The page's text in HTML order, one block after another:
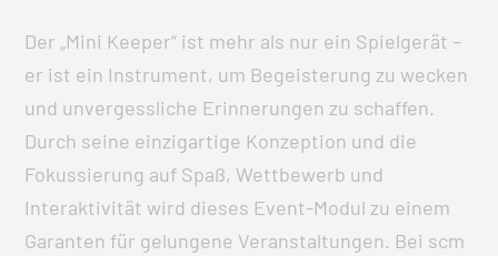
Der „Mini Keeper“ ist mehr als nur ein Spielgerät –
er ist ein Instrument, um Begeisterung zu wecken
und unvergessliche Erinnerungen zu schaffen.
Durch seine einzigartige Konzeption und die
Fokussierung auf Spaß, Wettbewerb und
Interaktivität wird dieses Event-Modul zu einem
Garanten für gelungene Veranstaltungen. Bei scm